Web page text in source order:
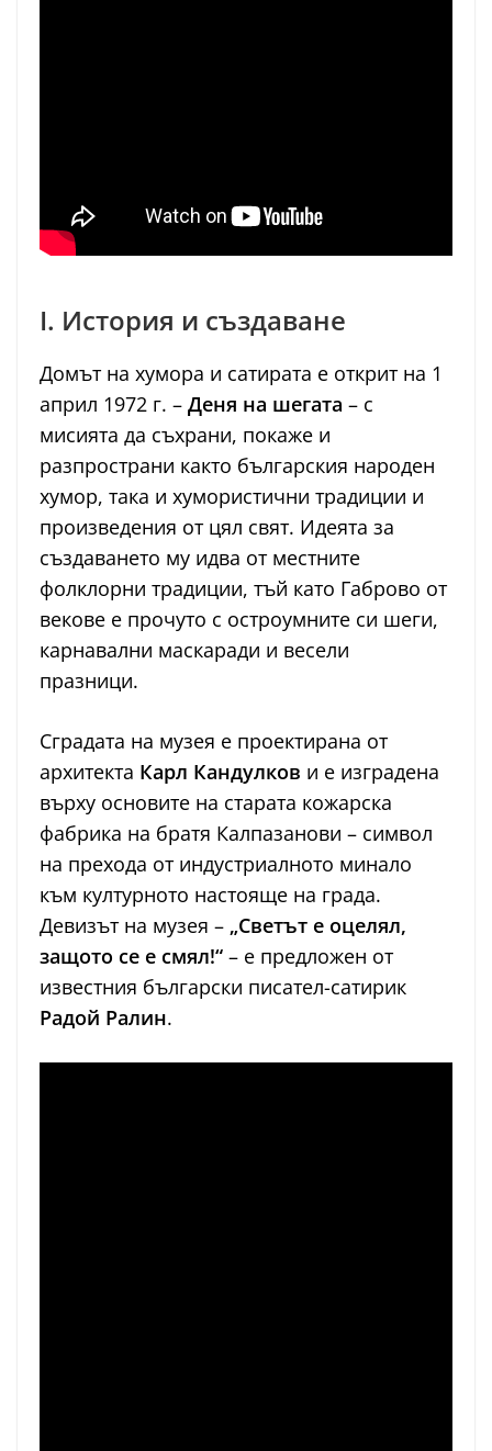
I. История и създаване
Домът на хумора и сатирата е открит на 1
април 1972 г. – Деня на шегата – с
мисията да съхрани, покаже и
разпространи както българския народен
хумор, така и хумористични традиции и
произведения от цял свят. Идеята за
създаването му идва от местните
фолклорни традиции, тъй като Габрово от
векове е прочуто с остроумните си шеги,
карнавални маскаради и весели
празници.
Сградата на музея е проектирана от
архитекта Карл Кандулков и е изградена
върху основите на старата кожарска
фабрика на братя Калпазанови – символ
на прехода от индустриалното минало
към културното настояще на града.
Девизът на музея – „Светът е оцелял,
защото се е смял!“ – е предложен от
известния български писател-сатирик
Радой Ралин.